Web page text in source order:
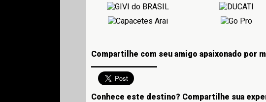
Compartilhe com seu amigo apaixonado por
Conhece este destino? Compartilhe sua